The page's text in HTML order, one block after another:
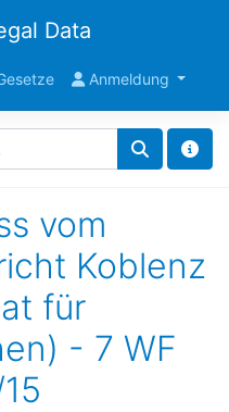
Data
Anmeldung
vom
Koblenz
für
- 7 WF